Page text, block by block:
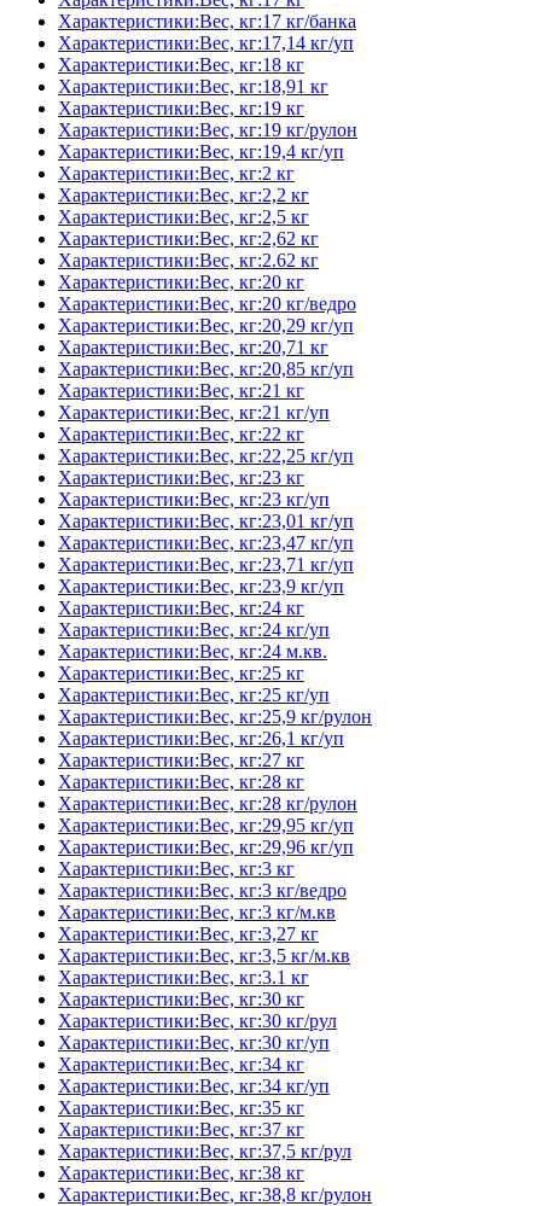
Характеристики:Вес, кг:17 кг/банка
Характеристики:Вес, кг:17,14 кг/уп
Характеристики:Вес, кг:18 кг
Характеристики:Вес, кг:18,91 кг
Характеристики:Вес, кг:19 кг
Характеристики:Вес, кг:19 кг/рулон
Характеристики:Вес, кг:19,4 кг/уп
Характеристики:Вес, кг:2 кг
Характеристики:Вес, кг:2,2 кг
Характеристики:Вес, кг:2,5 кг
Характеристики:Вес, кг:2,62 кг
Характеристики:Вес, кг:2.62 кг
Характеристики:Вес, кг:20 кг
Характеристики:Вес, кг:20 кг/ведро
Характеристики:Вес, кг:20,29 кг/уп
Характеристики:Вес, кг:20,71 кг
Характеристики:Вес, кг:20,85 кг/уп
Характеристики:Вес, кг:21 кг
Характеристики:Вес, кг:21 кг/уп
Характеристики:Вес, кг:22 кг
Характеристики:Вес, кг:22,25 кг/уп
Характеристики:Вес, кг:23 кг
Характеристики:Вес, кг:23 кг/уп
Характеристики:Вес, кг:23,01 кг/уп
Характеристики:Вес, кг:23,47 кг/уп
Характеристики:Вес, кг:23,71 кг/уп
Характеристики:Вес, кг:23,9 кг/уп
Характеристики:Вес, кг:24 кг
Характеристики:Вес, кг:24 кг/уп
Характеристики:Вес, кг:24 м.кв.
Характеристики:Вес, кг:25 кг
Характеристики:Вес, кг:25 кг/уп
Характеристики:Вес, кг:25,9 кг/рулон
Характеристики:Вес, кг:26,1 кг/уп
Характеристики:Вес, кг:27 кг
Характеристики:Вес, кг:28 кг
Характеристики:Вес, кг:28 кг/рулон
Характеристики:Вес, кг:29,95 кг/уп
Характеристики:Вес, кг:29,96 кг/уп
Характеристики:Вес, кг:3 кг
Характеристики:Вес, кг:3 кг/ведро
Характеристики:Вес, кг:3 кг/м.кв
Характеристики:Вес, кг:3,27 кг
Характеристики:Вес, кг:3,5 кг/м.кв
Характеристики:Вес, кг:3.1 кг
Характеристики:Вес, кг:30 кг
Характеристики:Вес, кг:30 кг/рул
Характеристики:Вес, кг:30 кг/уп
Характеристики:Вес, кг:34 кг
Характеристики:Вес, кг:34 кг/уп
Характеристики:Вес, кг:35 кг
Характеристики:Вес, кг:37 кг
Характеристики:Вес, кг:37,5 кг/рул
Характеристики:Вес, кг:38 кг
Характеристики:Вес, кг:38,8 кг/рулон